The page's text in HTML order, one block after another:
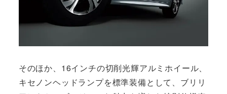
そのほか、16インチの切削光輝アルミホイール、
キセノンヘッドランプを標準装備として、ブリリ